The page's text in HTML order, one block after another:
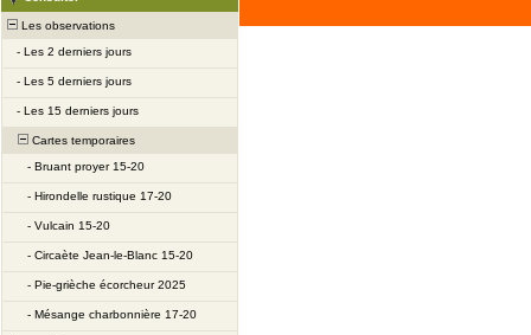
Les observations
- Les 2 derniers jours
- Les 5 derniers jours
- Les 15 derniers jours
Cartes temporaires
- Bruant proyer 15-20
- Hirondelle rustique 17-20
- Vulcain 15-20
- Circaète Jean-le-Blanc 15-20
- Pie-grièche écorcheur 2025
- Mésange charbonnière 17-20